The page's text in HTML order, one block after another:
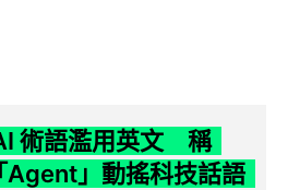
術語濫用英文 稱
Agent」動搖科技話語